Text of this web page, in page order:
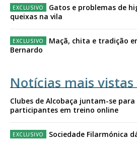
Gatos e problemas de
queixas na vila
Maçã, chita e tradição
Bernardo
Notícias mais vistas
Clubes de Alcobaça juntam-se
participantes em treino online
Sociedade Filarmónica